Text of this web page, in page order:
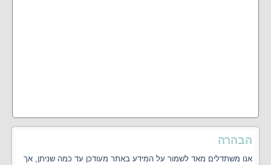
הבהרה
אנו משתדלים מאד לשמור על המידע באתר מעודכן עד כמה שניתן, אך